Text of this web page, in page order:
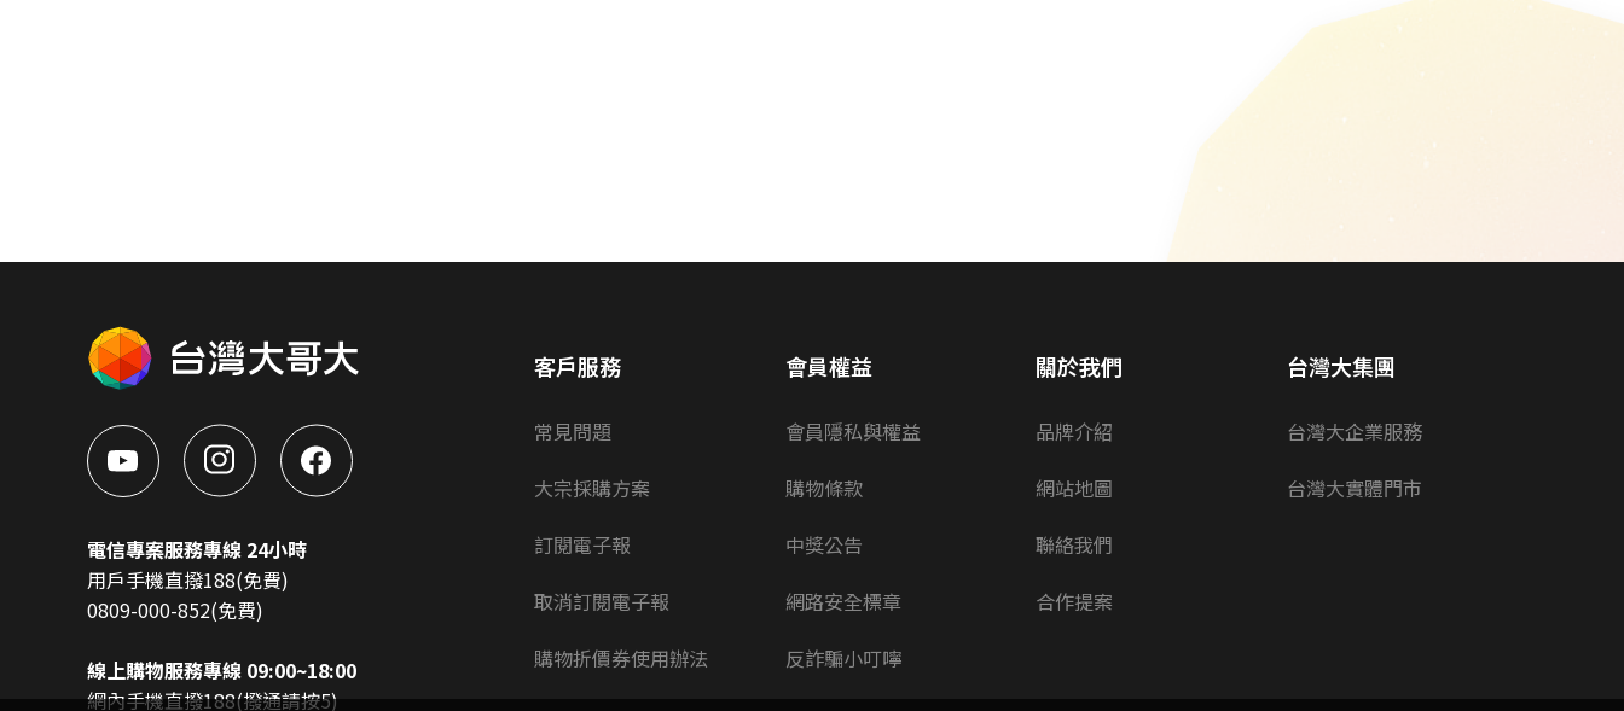
電信專案服務專線 24小時
用戶手機直撥188(免費)
0809-000-852(免費)
線上購物服務專線 09:00~18:00
網內手機直撥188(撥通請按5)
客戶服務
常見問題
大宗採購方案
訂閱電子報
取消訂閱電子報
購物折價券使用辦法
會員權益
會員隱私與權益
購物條款
中獎公告
網路安全標章
反詐騙小叮嚀
關於我們
品牌介紹
網站地圖
聯絡我們
合作提案
台灣大集團
台灣大企業服務
台灣大實體門市